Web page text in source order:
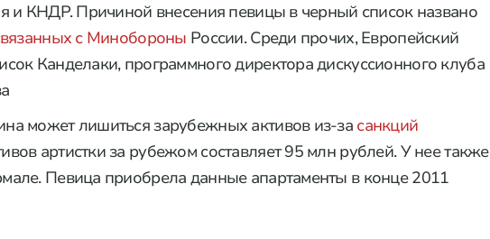
и КНДР. Причиной внесения певицы в черный список названо
с Минобороны России. Среди прочих, Европейский
Канделаки, программного директора дискуссионного клуба
может лишиться зарубежных активов из-за санкций
артистки за рубежом составляет 95 млн рублей. У нее также
Певица приобрела данные апартаменты в конце 2011